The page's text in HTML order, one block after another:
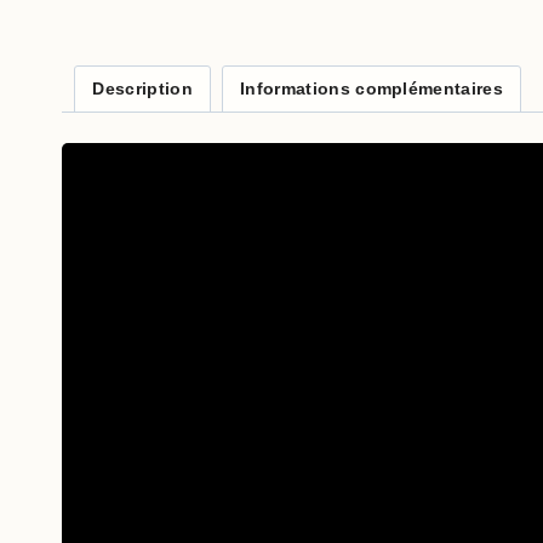
Description Informations complémentaires